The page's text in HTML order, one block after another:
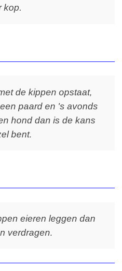
kop.
de kippen opstaat,
paard en 's avonds
hond dan is de kans
bent.
eieren leggen dan
verdragen.